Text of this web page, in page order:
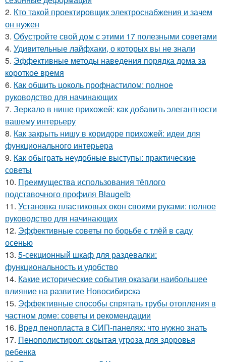
2. Кто такой проектировщик электроснабжения и зачем
он нужен
3. Обустройте свой дом с этими 17 полезными советами
4. Удивительные лайфхаки, о которых вы не знали
5. Эффективные методы наведения порядка дома за
короткое время
6. Как обшить цоколь профнастилом: полное
руководство для начинающих
7. Зеркало в нише прихожей: как добавить элегантности
вашему интерьеру
8. Как закрыть нишу в коридоре прихожей: идеи для
функционального интерьера
9. Как обыграть неудобные выступы: практические
советы
10. Преимущества использования тёплого
подставочного профиля Blaugelb
11. Установка пластиковых окон своими руками: полное
руководство для начинающих
12. Эффективные советы по борьбе с тлёй в саду
осенью
13. 5-секционный шкаф для раздевалки:
функциональность и удобство
14. Какие исторические события оказали наибольшее
влияние на развитие Новосибирска
15. Эффективные способы спрятать трубы отопления в
частном доме: советы и рекомендации
16. Вред пенопласта в СИП-панелях: что нужно знать
17. Пенополистирол: скрытая угроза для здоровья
ребенка